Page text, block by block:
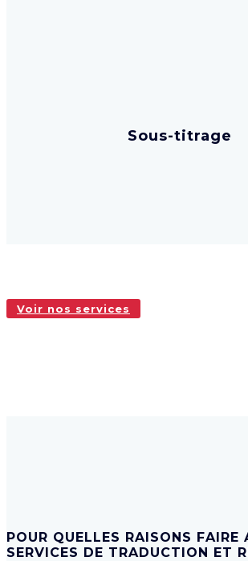
Sous-titrage
Voir nos services
POUR QUELLES RAISONS FAIRE
SERVICES DE TRADUCTION ET